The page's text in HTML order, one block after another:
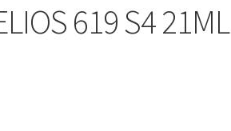
619 S4 21ML